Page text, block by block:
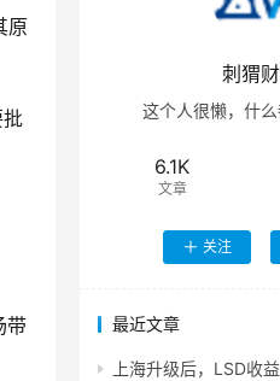
原
带
刺猬
这个人很懒，什
6.1K
文章
关注
最近文章
上海升级后，LSD收